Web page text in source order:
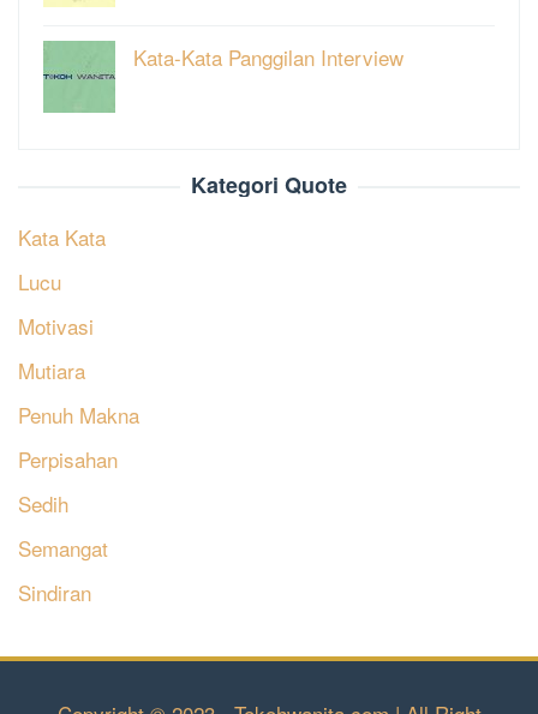
Kata-Kata Panggilan Interview
Kategori Quote
Kata Kata
Lucu
Motivasi
Mutiara
Penuh Makna
Perpisahan
Sedih
Semangat
Sindiran